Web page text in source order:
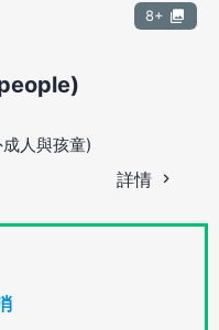
8+
人與孩童)
詳情